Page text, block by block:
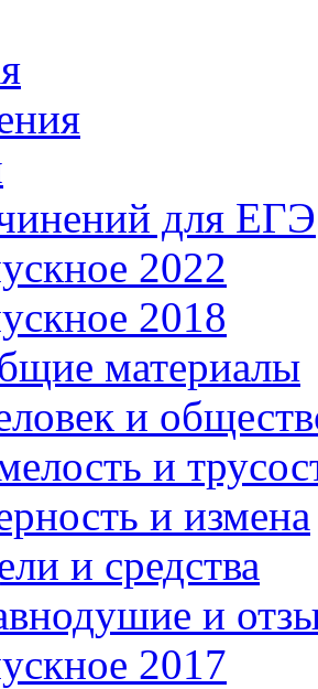
для ЕГЭ
2022
2018
материалы
и
и
и измена
и средства
и
2017